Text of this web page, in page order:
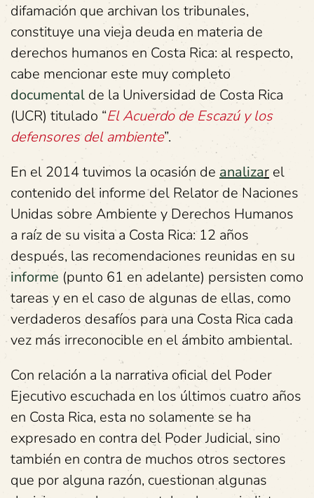
difamación que archivan los tribunales,
constituye una vieja deuda en materia de
derechos humanos en Costa Rica: al respecto,
cabe mencionar este muy completo
documental de la Universidad de Costa Rica
(UCR) titulado “El Acuerdo de Escazú y los
defensores del ambiente”.
En el 2014 tuvimos la ocasión de analizar el
contenido del informe del Relator de Naciones
Unidas sobre Ambiente y Derechos Humanos
a raíz de su visita a Costa Rica: 12 años
después, las recomendaciones reunidas en su
informe (punto 61 en adelante) persisten como
tareas y en el caso de algunas de ellas, como
verdaderos desafíos para una Costa Rica cada
vez más irreconocible en el ámbito ambiental.
Con relación a la narrativa oficial del Poder
Ejecutivo escuchada en los últimos cuatro años
en Costa Rica, esta no solamente se ha
expresado en contra del Poder Judicial, sino
también en contra de muchos otros sectores
que por alguna razón, cuestionan algunas